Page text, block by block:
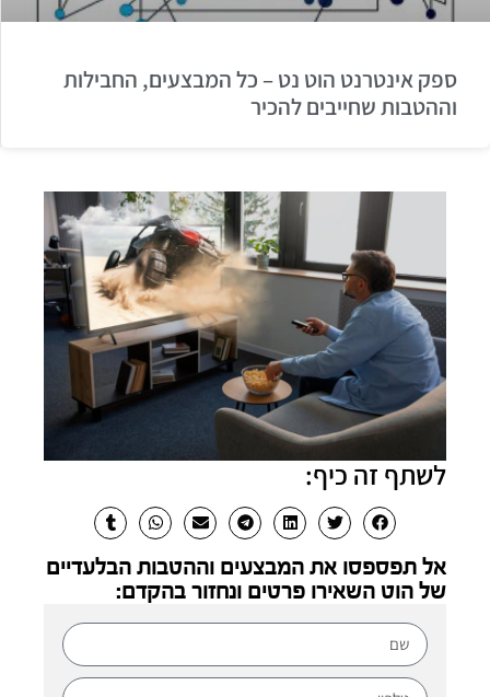
ספק אינטרנט הוט נט – כל המבצעים, החבילות
וההטבות שחייבים להכיר
לשתף זה כיף:
אל תפספסו את המבצעים וההטבות הבלעדיים
של הוט השאירו פרטים ונחזור בהקדם: